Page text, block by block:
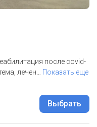
после covid-
лечен
Показать еще
Выбрать